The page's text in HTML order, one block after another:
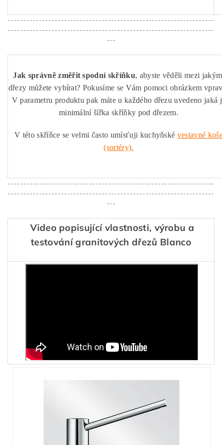
------------------------------------------------------------------
------------------------------------------------------------------
---
Jak správně změřit spodní skříňku, abyste věděli mezi
dřezy můžete vybírat? Pokusíme se Vám pomoci obrázkem
V parametru produktu pak máte u každého dřezu uvedeno jaká
minimální šířka skříňky pod dřezem.
V této skříňce se velmi často umísťuji kuchyňské vestavné
(sortéry).
------------------------------------------------------------------
------------------------------------------------------------------
---
Video popisující vlastnosti, výrobu a
testování granitových dřezů Blanco